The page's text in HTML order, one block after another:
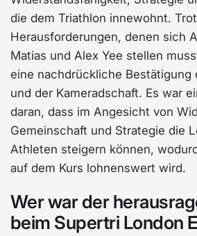
die dem Triathlon innewohnt.
Herausforderungen, denen sich
Matias und Alex Yee stellen
eine nachdrückliche Bestätigung
und der Kameradschaft. Es war
daran, dass im Angesicht von
Gemeinschaft und Strategie die
Athleten steigern können,
auf dem Kurs lohnenswert wird.
Wer war der
beim Supertri London